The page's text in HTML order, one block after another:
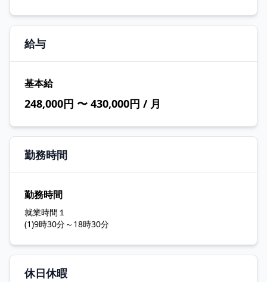
給与
基本給
248,000円 〜 430,000円 / 月
勤務時間
勤務時間
就業時間１
(1)9時30分～18時30分
休日休暇